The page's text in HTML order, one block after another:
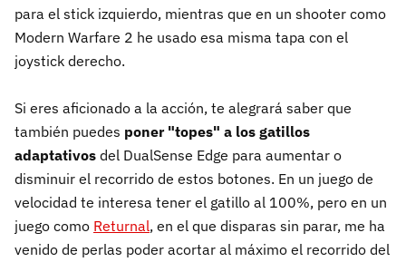
para el stick izquierdo, mientras que en un shooter como
Modern Warfare 2 he usado esa misma tapa con el
joystick derecho.
Si eres aficionado a la acción, te alegrará saber que
también puedes poner "topes" a los gatillos
adaptativos del DualSense Edge para aumentar o
disminuir el recorrido de estos botones. En un juego de
velocidad te interesa tener el gatillo al 100%, pero en un
juego como Returnal, en el que disparas sin parar, me ha
venido de perlas poder acortar al máximo el recorrido del